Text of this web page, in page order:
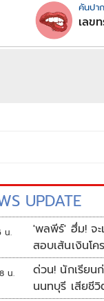
คันปา
เลข
UPDATE
น.
'พลพีร์' ฮึ่ม! จะเอากุ๊ยออกนอกประเทศ
สอบเส้นเงินโ
กว่า100บริษัท
น.
ด่วน! นักเรียน
นนทบุรี เสียชี